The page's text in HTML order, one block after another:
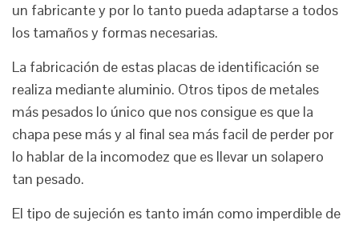
un fabricante y por lo tanto pueda adaptarse a todos
los tamaños y formas necesarias.
La fabricación de estas placas de identificación se
realiza mediante aluminio. Otros tipos de metales
más pesados lo único que nos consigue es que la
chapa pese más y al final sea más facil de perder por
lo hablar de la incomodez que es llevar un solapero
tan pesado.
El tipo de sujeción es tanto imán como imperdible de